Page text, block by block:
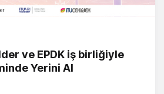
ve EPDK iş birliğiyle
Yerini Al